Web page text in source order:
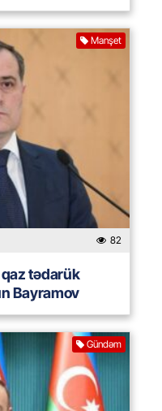
Manşet
82
tədarük
Bayramov
Gündəm